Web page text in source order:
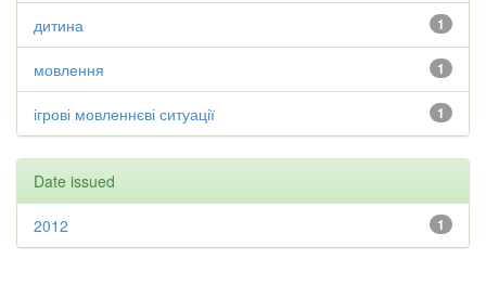
1
дитина
1
мовлення
1
ігрові мовленнєві ситуації
Date issued
1
2012